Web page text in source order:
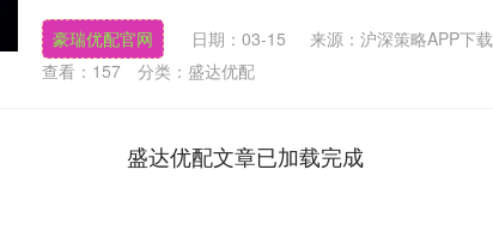
豪瑞优配官网 日期：03-15
来源：沪深策略APP下载
查看： 157 分类： 盛达优配
盛达优配文章已加载完成